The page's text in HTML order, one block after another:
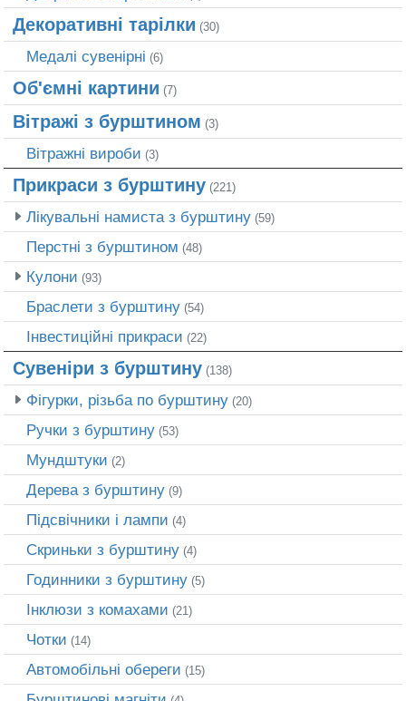
Декоративні тарілки (30)
Медалі сувенірні (6)
Об'ємні картини (7)
Вітражі з бурштином (3)
Вітражні вироби (3)
Прикраси з бурштину (221)
Лікувальні намиста з бурштину (59)
Перстні з бурштином (48)
Кулони (93)
Браслети з бурштину (54)
Інвестиційні прикраси (22)
Сувеніри з бурштину (138)
Фігурки, різьба по бурштину (20)
Ручки з бурштину (53)
Мундштуки (2)
Дерева з бурштину (9)
Підсвічники і лампи (4)
Скриньки з бурштину (4)
Годинники з бурштину (5)
Інклюзи з комахами (21)
Чотки (14)
Автомобільні обереги (15)